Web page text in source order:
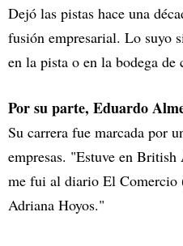
Dejó las pistas hace una
fusión empresarial. Lo suyo
en la pista o en la bodega de
Por su parte, Eduardo
Su carrera fue marcada por
empresas. "Estuve en British
me fui al diario El Comercio
Adriana Hoyos."